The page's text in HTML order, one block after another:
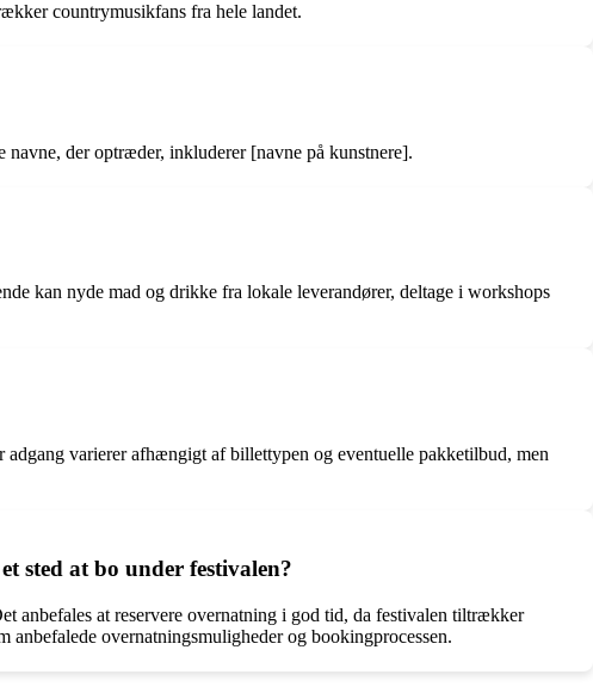
countrymusikfans fra hele landet.
der optræder, inkluderer [navne på kunstnere].
kan nyde mad og drikke fra lokale leverandører, deltage i workshops
varierer afhængigt af billettypen og eventuelle pakketilbud, men
sted at bo under festivalen?
anbefales at reservere overnatning i god tid, da festivalen tiltrækker
overnatningsmuligheder og bookingprocessen.